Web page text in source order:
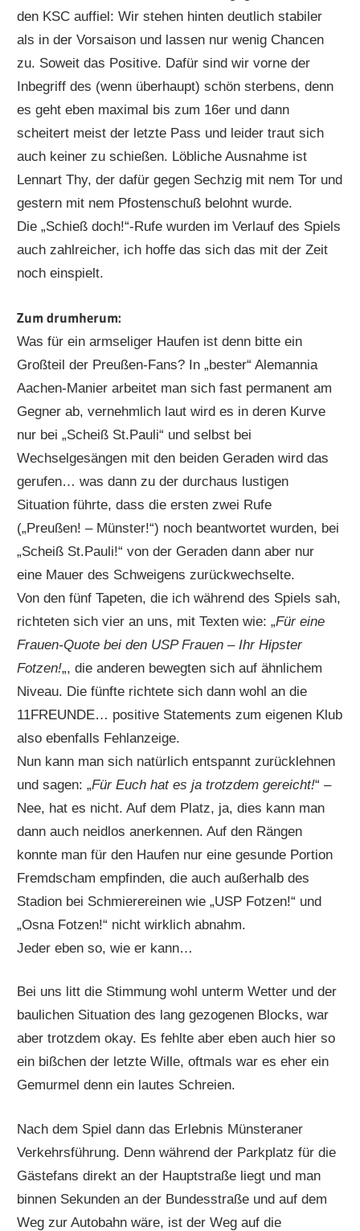
den KSC auffiel: Wir stehen hinten deutlich stabiler
als in der Vorsaison und lassen nur wenig Chancen
zu. Soweit das Positive. Dafür sind wir vorne der
Inbegriff des (wenn überhaupt) schön sterbens, denn
es geht eben maximal bis zum 16er und dann
scheitert meist der letzte Pass und leider traut sich
auch keiner zu schießen. Löbliche Ausnahme ist
Lennart Thy, der dafür gegen Sechzig mit nem Tor und
gestern mit nem Pfostenschuß belohnt wurde.
Die „Schieß doch!“-Rufe wurden im Verlauf des Spiels
auch zahlreicher, ich hoffe das sich das mit der Zeit
noch einspielt.
Zum drumherum:
Was für ein armseliger Haufen ist denn bitte ein
Großteil der Preußen-Fans? In „bester“ Alemannia
Aachen-Manier arbeitet man sich fast permanent am
Gegner ab, vernehmlich laut wird es in deren Kurve
nur bei „Scheiß St.Pauli“ und selbst bei
Wechselgesängen mit den beiden Geraden wird das
gerufen… was dann zu der durchaus lustigen
Situation führte, dass die ersten zwei Rufe
(„Preußen! – Münster!“) noch beantwortet wurden, bei
„Scheiß St.Pauli!“ von der Geraden dann aber nur
eine Mauer des Schweigens zurückwechselte.
Von den fünf Tapeten, die ich während des Spiels sah,
richteten sich vier an uns, mit Texten wie: „Für eine
Frauen-Quote bei den USP Frauen – Ihr Hipster
Fotzen!„, die anderen bewegten sich auf ähnlichem
Niveau. Die fünfte richtete sich dann wohl an die
11FREUNDE… positive Statements zum eigenen Klub
also ebenfalls Fehlanzeige.
Nun kann man sich natürlich entspannt zurücklehnen
und sagen: „Für Euch hat es ja trotzdem gereicht!“ –
Nee, hat es nicht. Auf dem Platz, ja, dies kann man
dann auch neidlos anerkennen. Auf den Rängen
konnte man für den Haufen nur eine gesunde Portion
Fremdscham empfinden, die auch außerhalb des
Stadion bei Schmierereinen wie „USP Fotzen!“ und
„Osna Fotzen!“ nicht wirklich abnahm.
Jeder eben so, wie er kann…
Bei uns litt die Stimmung wohl unterm Wetter und der
baulichen Situation des lang gezogenen Blocks, war
aber trotzdem okay. Es fehlte aber eben auch hier so
ein bißchen der letzte Wille, oftmals war es eher ein
Gemurmel denn ein lautes Schreien.
Nach dem Spiel dann das Erlebnis Münsteraner
Verkehrsführung. Denn während der Parkplatz für die
Gästefans direkt an der Hauptstraße liegt und man
binnen Sekunden an der Bundesstraße und auf dem
Weg zur Autobahn wäre, ist der Weg auf die